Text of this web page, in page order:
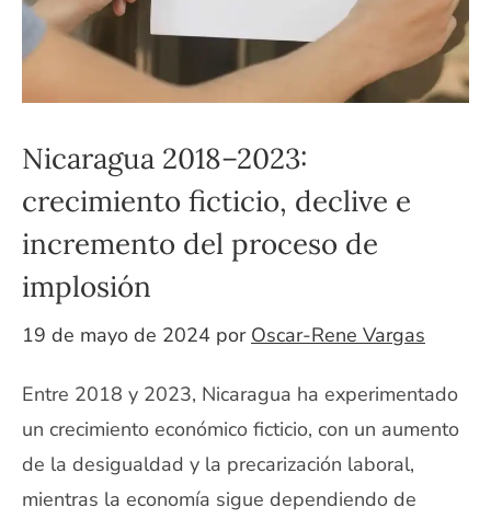
Nicaragua 2018–2023:
crecimiento ficticio, declive e
incremento del proceso de
implosión
19 de mayo de 2024 por Oscar-Rene Vargas
Entre 2018 y 2023, Nicaragua ha experimentado
un crecimiento económico ficticio, con un aumento
de la desigualdad y la precarización laboral,
mientras la economía sigue dependiendo de